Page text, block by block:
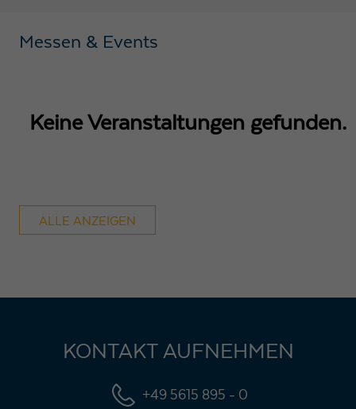
Messen & Events
Keine Veranstaltungen gefunden.
ALLE ANZEIGEN
KONTAKT AUFNEHMEN
+49 5615 895 - 0